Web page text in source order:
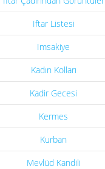
Iftar Listesi
Imsakiye
Kadın Kolları
Kadir Gecesi
Kermes
Kurban
Mevlüd Kandili